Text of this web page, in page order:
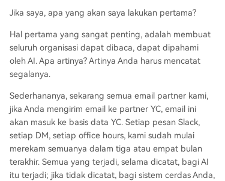
Jika saya, apa yang akan saya lakukan pertama?
Hal pertama yang sangat penting, adalah membuat
seluruh organisasi dapat dibaca, dapat dipahami
oleh AI. Apa artinya? Artinya Anda harus mencatat
segalanya.
Sederhananya, sekarang semua email partner kami,
jika Anda mengirim email ke partner YC, email ini
akan masuk ke basis data YC. Setiap pesan Slack,
setiap DM, setiap office hours, kami sudah mulai
merekam semuanya dalam tiga atau empat bulan
terakhir. Semua yang terjadi, selama dicatat, bagi AI
itu terjadi; jika tidak dicatat, bagi sistem cerdas Anda,